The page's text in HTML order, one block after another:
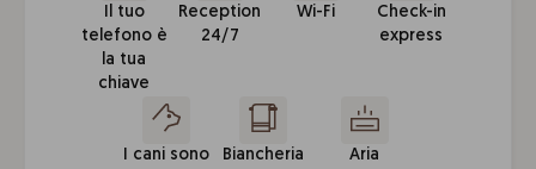
Il tuo
telefono è
la tua
chiave
Reception
24/7
Wi-Fi
Check-in
express
I cani sono
Biancheria
Aria